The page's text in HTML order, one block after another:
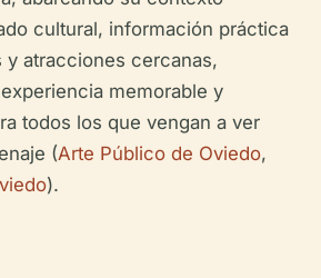
cultural, información práctica
y atracciones cercanas,
memorable y
todos los que vengan a ver
(Arte Público de Oviedo,
).